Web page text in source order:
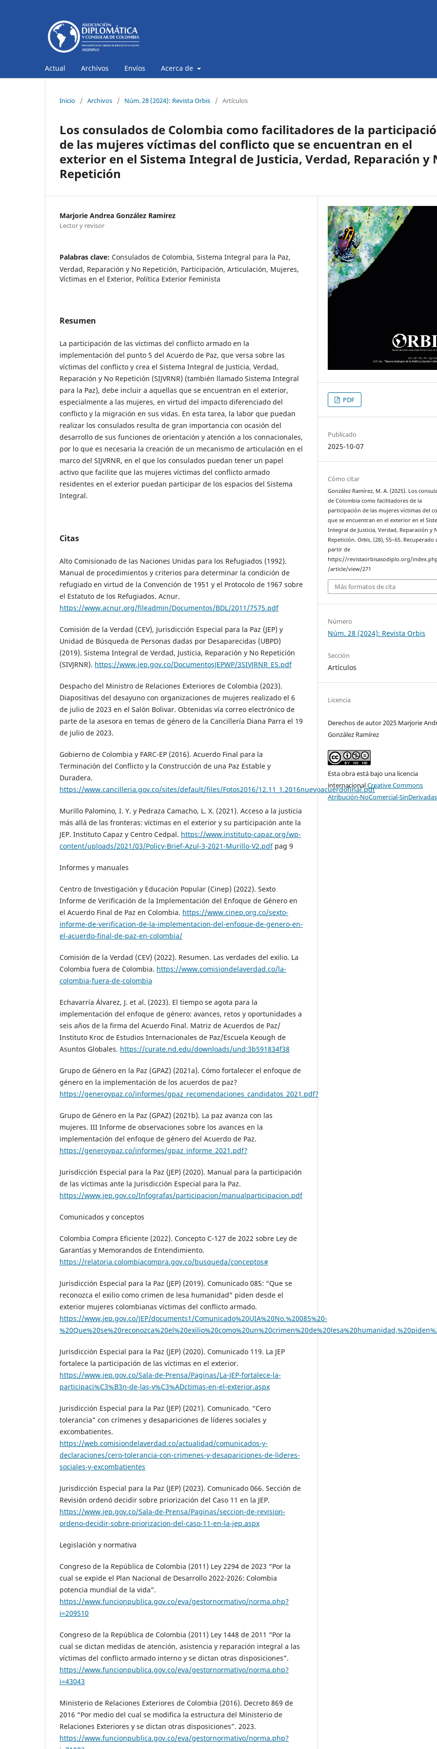
Actual Archivos Envíos Acerca de
Inicio / Archivos / Núm. 28 (2024): Revista Orbis / Artículos
Los consulados de Colombia como facilitadores de la
de las mujeres víctimas del conflicto que se encuentran en el
exterior en el Sistema Integral de Justicia, Verdad, Reparación y
Repetición
Marjorie Andrea González Ramírez
Lector y revisor
Palabras clave: Consulados de Colombia, Sistema Integral para la Paz,
Verdad, Reparación y No Repetición, Participación, Articulación, Mujeres,
Víctimas en el Exterior, Política Exterior Feminista
Resumen
La participación de las víctimas del conflicto armado en la
implementación del punto 5 del Acuerdo de Paz, que versa sobre las
víctimas del conflicto y crea el Sistema Integral de Justicia, Verdad,
Reparación y No Repetición (SIJVRNR) (también llamado Sistema Integral
para la Paz), debe incluir a aquellas que se encuentran en el exterior,
especialmente a las mujeres, en virtud del impacto diferenciado del
conflicto y la migración en sus vidas. En esta tarea, la labor que puedan
realizar los consulados resulta de gran importancia con ocasión del
desarrollo de sus funciones de orientación y atención a los connacionales,
por lo que es necesaria la creación de un mecanismo de articulación en el
marco del SIJVRNR, en el que los consulados puedan tener un papel
activo que facilite que las mujeres víctimas del conflicto armado
residentes en el exterior puedan participar de los espacios del Sistema
Integral.
Citas
Alto Comisionado de las Naciones Unidas para los Refugiados (1992).
Manual de procedimientos y criterios para determinar la condición de
refugiado en virtud de la Convención de 1951 y el Protocolo de 1967 sobre
el Estatuto de los Refugiados. Acnur.
https://www.acnur.org/fileadmin/Documentos/BDL/2011/7575.pdf
Comisión de la Verdad (CEV), Jurisdicción Especial para la Paz (JEP) y
Unidad de Búsqueda de Personas dadas por Desaparecidas (UBPD)
(2019). Sistema Integral de Verdad, Justicia, Reparación y No Repetición
(SIVJRNR). https://www.jep.gov.co/DocumentosJEPWP/3SIVJRNR_ES.pdf
Despacho del Ministro de Relaciones Exteriores de Colombia (2023).
Diapositivas del desayuno con organizaciones de mujeres realizado el 6
de julio de 2023 en el Salón Bolivar. Obtenidas vía correo electrónico de
parte de la asesora en temas de género de la Cancillería Diana Parra el 19
de julio de 2023.
Gobierno de Colombia y FARC-EP (2016). Acuerdo Final para la
Terminación del Conflicto y la Construcción de una Paz Estable y
Duradera.
https://www.cancilleria.gov.co/sites/default/files/Fotos2016/12.11_1.2016nuevoacuerdofinal.pdf
Murillo Palomino, I. Y. y Pedraza Camacho, L. X. (2021). Acceso a la justicia
más allá de las fronteras: víctimas en el exterior y su participación ante la
JEP. Instituto Capaz y Centro Cedpal. https://www.instituto-capaz.org/wp-
content/uploads/2021/03/Policy-Brief-Azul-3-2021-Murillo-V2.pdfpag 9
Informes y manuales
Centro de Investigación y Educación Popular (Cinep) (2022). Sexto
Informe de Verificación de la Implementación del Enfoque de Género en
el Acuerdo Final de Paz en Colombia. https://www.cinep.org.co/sexto-
informe-de-verificacion-de-la-implementacion-del-enfoque-de-genero-en-
el-acuerdo-final-de-paz-en-colombia/
Comisión de la Verdad (CEV) (2022). Resumen. Las verdades del exilio. La
Colombia fuera de Colombia. https://www.comisiondelaverdad.co/la-
colombia-fuera-de-colombia
Echavarría Álvarez, J. et al. (2023). El tiempo se agota para la
implementación del enfoque de género: avances, retos y oportunidades a
seis años de la firma del Acuerdo Final. Matriz de Acuerdos de Paz/
Instituto Kroc de Estudios Internacionales de Paz/Escuela Keough de
Asuntos Globales. https://curate.nd.edu/downloads/und:3b591834f38
Grupo de Género en la Paz (GPAZ) (2021a). Cómo fortalecer el enfoque de
género en la implementación de los acuerdos de paz?
https://generoypaz.co/informes/gpaz_recomendaciones_candidatos_2021.pdf?
Grupo de Género en la Paz (GPAZ) (2021b). La paz avanza con las
mujeres. III Informe de observaciones sobre los avances en la
implementación del enfoque de género del Acuerdo de Paz.
https://generoypaz.co/informes/gpaz_informe_2021.pdf?
Jurisdicción Especial para la Paz (JEP) (2020). Manual para la participación
de las víctimas ante la Jurisdicción Especial para la Paz.
https://www.jep.gov.co/Infografas/participacion/manualparticipacion.pdf
Comunicados y conceptos
Colombia Compra Eficiente (2022). Concepto C-127 de 2022 sobre Ley de
Garantías y Memorandos de Entendimiento.
https://relatoria.colombiacompra.gov.co/busqueda/conceptos#
Jurisdicción Especial para la Paz (JEP) (2019). Comunicado 085: “Que se
reconozca el exilio como crimen de lesa humanidad” piden desde el
exterior mujeres colombianas víctimas del conflicto armado.
https://www.jep.gov.co/JEP/documents1/Comunicado%20UIA%20No.%20085%20-
Jurisdicción Especial para la Paz (JEP) (2020). Comunicado 119. La JEP
fortalece la participación de las víctimas en el exterior.
https://www.jep.gov.co/Sala-de-Prensa/Paginas/La-JEP-fortalece-la-
participaci%C3%B3n-de-las-v%C3%ADctimas-en-el-exterior.aspx
Jurisdicción Especial para la Paz (JEP) (2021). Comunicado. “Cero
tolerancia” con crímenes y desapariciones de líderes sociales y
excombatientes.
https://web.comisiondelaverdad.co/actualidad/comunicados-y-
declaraciones/cero-tolerancia-con-crimenes-y-desapariciones-de-lideres-
sociales-y-excombatientes
Jurisdicción Especial para la Paz (JEP) (2023). Comunicado 066. Sección de
Revisión ordenó decidir sobre priorización del Caso 11 en la JEP.
https://www.jep.gov.co/Sala-de-Prensa/Paginas/seccion-de-revision-
ordeno-decidir-sobre-priorizacion-del-caso-11-en-la-jep.aspx
Legislación y normativa
Congreso de la República de Colombia (2011) Ley 2294 de 2023 “Por la
cual se expide el Plan Nacional de Desarrollo 2022-2026: Colombia
potencia mundial de la vida”.
https://www.funcionpublica.gov.co/eva/gestornormativo/norma.php?
i=209510
Congreso de la República de Colombia (2011) Ley 1448 de 2011 “Por la
cual se dictan medidas de atención, asistencia y reparación integral a las
víctimas del conflicto armado interno y se dictan otras disposiciones”.
https://www.funcionpublica.gov.co/eva/gestornormativo/norma.php?
i=43043
Ministerio de Relaciones Exteriores de Colombia (2016). Decreto 869 de
2016 “Por medio del cual se modifica la estructura del Ministerio de
Relaciones Exteriores y se dictan otras disposiciones”. 2023.
https://www.funcionpublica.gov.co/eva/gestornormativo/norma.php?
PDF
Publicado
2025-10-07
Cómo citar
González Ramírez, M. A. (2025). Los
de Colombia como facilitadores de la
participación de las mujeres víctimas del
que se encuentran en el exterior en el
Integral de Justicia, Verdad, Reparación y
Repetición.Orbis, (28), 55–65. Recuperado
partir de
https://revistaorbisasodiplo.org/
/article/view/271
Más formatos de cita
Número
Núm. 28 (2024): Revista Orbis
Sección
Artículos
Licencia
Derechos de autor 2025 Marjorie
González Ramírez
Esta obra está bajo una licencia
internacionalCreative Commons
Atribución-NoComercial-